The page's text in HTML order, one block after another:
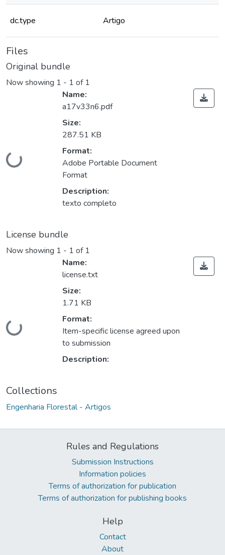
dc.type Artigo
Files
Original bundle
Now showing 1 - 1 of 1
Loading...
Name:
a17v33n6.pdf
Size:
287.51 KB
Format:
Adobe Portable Document
Format
Description:
texto completo
License bundle
Now showing 1 - 1 of 1
Loading...
Name:
license.txt
Size:
1.71 KB
Format:
Item-specific license agreed upon
to submission
Description:
Collections
Engenharia Florestal - Artigos
Rules and Regulations
Submission Instructions
Information policies
Terms of authorization for publication
Terms of authorization for publishing books
Help
Contact
About